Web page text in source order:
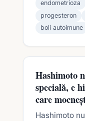
endometrioza
progesteron
boli autoimune
Hashimoto
specială, e
care
Hashimoto